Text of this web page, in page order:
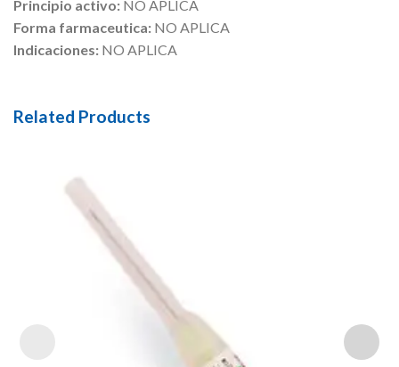
Principio activo: NO APLICA
Forma farmaceutica: NO APLICA
Indicaciones: NO APLICA
Related Products